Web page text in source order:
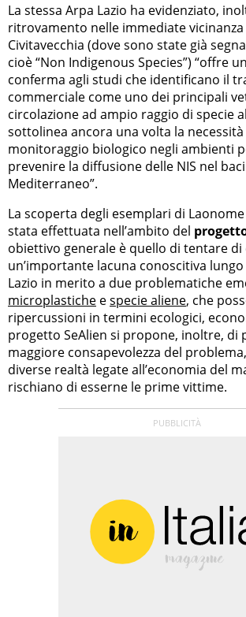
La stessa Arpa Lazio ha evidenziato,
ritrovamento nelle immediate
Civitavecchia (dove sono state già
cioè “Non Indigenous Species”) “offre
conferma agli studi che identificano il
commerciale come uno dei principali
circolazione ad ampio raggio di specie
sottolinea ancora una volta la
monitoraggio biologico negli ambienti
prevenire la diffusione delle NIS nel
Mediterraneo”.
La scoperta degli esemplari di
stata effettuata nell’ambito del
obiettivo generale è quello di tentare di
un’importante lacuna conoscitiva
Lazio in merito a due problematiche
microplastiche especie aliene, che
ripercussioni in termini ecologici,
progetto SeAlien si propone, inoltre, di
maggiore consapevolezza del
diverse realtà legate all’economia del
rischiano di esserne le prime vittime.